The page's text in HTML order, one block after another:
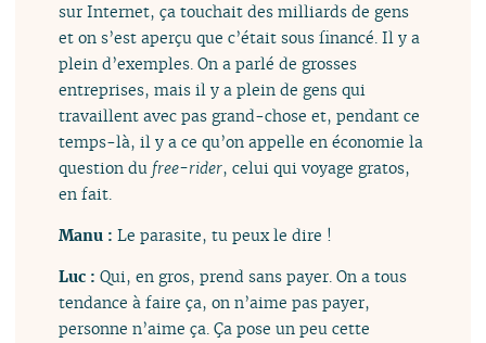
sur Internet, ça touchait des milliards de gens
et on s’est aperçu que c’était sous financé. Il y a
plein d’exemples. On a parlé de grosses
entreprises, mais il y a plein de gens qui
travaillent avec pas grand-chose et, pendant ce
temps-là, il y a ce qu’on appelle en économie la
question du free-rider, celui qui voyage gratos,
en fait.
Manu :Le parasite, tu peux le dire !
Luc :Qui, en gros, prend sans payer. On a tous
tendance à faire ça, on n’aime pas payer,
personne n’aime ça. Ça pose un peu cette